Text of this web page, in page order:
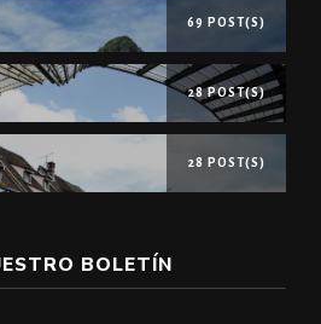
69 POST(S)
28 POST(S)
28 POST(S)
BOLETÍN